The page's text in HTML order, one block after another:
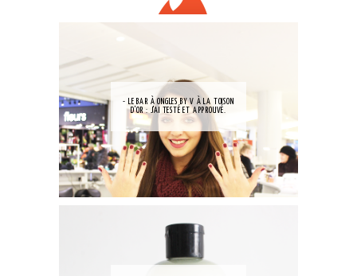
- LE BAR À ONGLES BY V À LA TOISON
D'OR : J'AI TESTÉ ET APPROUVÉ.